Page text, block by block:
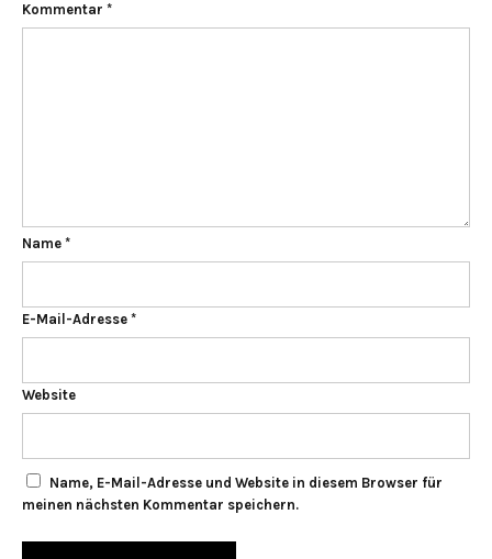
Kommentar *
Name *
E-Mail-Adresse *
Website
Name, E-Mail-Adresse und Website in diesem Browser für
meinen nächsten Kommentar speichern.